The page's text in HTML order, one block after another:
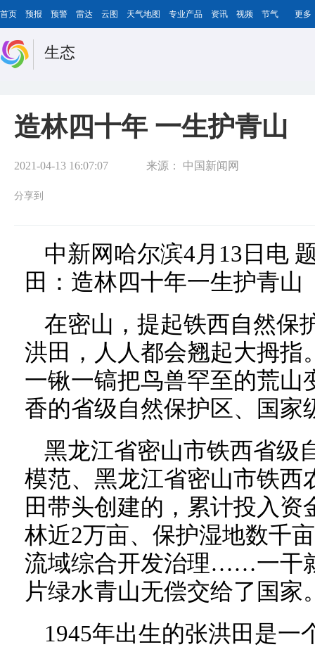
首页 预报 预警 雷达 云图 天气地图 专业产品 资讯 视频 节气 更多
生态
造林四十年 一生护青山
2021-04-13 16:07:07 来源： 中国新闻网
分享到
中新网哈尔滨4月13日电
田：造林四十年一生护青山
在密山，提起铁西自然保
洪田，人人都会翘起大拇指
一锹一镐把鸟兽罕至的荒山
香的省级自然保护区、国家
黑龙江省密山市铁西省级
模范、黑龙江省密山市铁西
田带头创建的，累计投入资
林近2万亩、保护湿地数千
流域综合开发治理……一干
片绿水青山无偿交给了国家
1945年出生的张洪田是一